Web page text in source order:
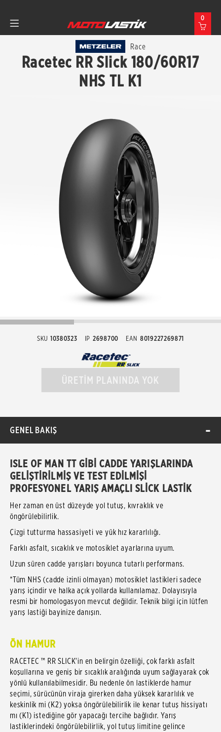
0
Race
Racetec RR Slick 180/60R17
NHS TL K1
SKU 10380323 IP 2698700 EAN 8019227269871
ÜRETİM PLANINDA YOK
GENEL BAKIŞ
ISLE OF MAN TT GİBİ CADDE YARIŞLARINDA
GELİŞTİRİLMİŞ VE TEST EDİLMİŞİ
PROFESYONEL YARIŞ AMAÇLI SLİCK LASTİK
Her zaman en üst düzeyde yol tutuş, kıvraklık ve
öngörülebilirlik.
Çizgi tutturma hassasiyeti ve yük hız kararlılığı.
Farklı asfalt, sıcaklık ve motosiklet ayarlarına uyum.
Uzun süren cadde yarışları boyunca tutarlı performans.
*Tüm NHS (cadde izinli olmayan) motosiklet lastikleri sadece
yarış içindir ve halka açık yollarda kullanılamaz. Dolayısıyla
resmi bir homologasyon mevcut değildir. Teknik bilgi için lütfen
yarış lastiği bayinize danışın.
ÖN HAMUR
RACETEC ™ RR SLICK'in en belirgin özelliği, çok farklı asfalt
koşullarına ve geniş bir sıcaklık aralığında uyum sağlayarak çok
yönlü kullanılabilmesidir. Bu nedenle ön lastiklerde hamur
seçimi, sürücünün viraja girerken daha yüksek kararlılık ve
keskinlik mi (K2) yoksa öngörülebilirlik ile kenar tutuş hissiyatı
mı (K1) istediğine gör yapacağı tercihe bağlıdır. Yarış
lastiklerindeki öngörülebilirlik, yol tutuş limitine gelince